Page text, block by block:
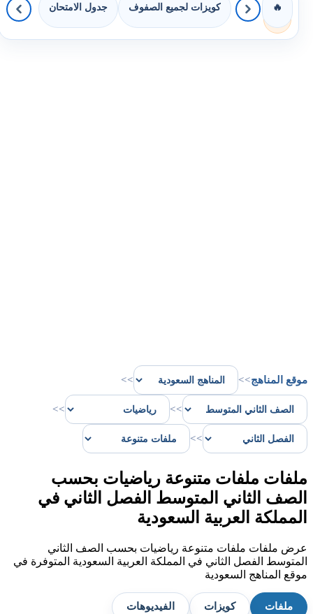
🔥 كويزات لجميع الصفوف جدول الامتحان
موقع المناهج>>
>>
>>
>>
>>
ملفات ملفات متنوعة رياضيات بحسب
الصف الثاني المتوسط الفصل الثاني في
المملكة العربية السعودية
عرض ملفات ملفات متنوعة رياضيات بحسب الصف الثاني
المتوسط الفصل الثاني في المملكة العربية السعودية المتوفرة في
موقع المناهج السعودية
ملفات كويزات الفيديوهات